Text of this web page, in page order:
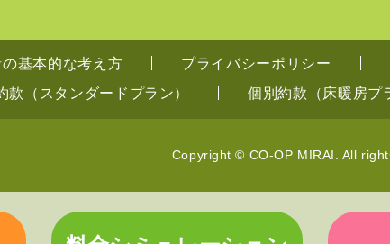
基本的な考え方 プライバシーポリシー
款（スタンダードプラン）
個別約款（床暖房プ
Copyright © CO-OP MIRAI. All